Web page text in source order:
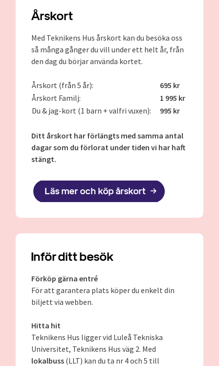
Årskort
Med Teknikens Hus årskort kan du besöka oss
så många gånger du vill under ett helt år, från
den dag du börjar använda kortet.
Årskort (från 5 år):
695 kr
Årskort Familj:
1 995 kr
Du & jag-kort (1 barn + valfri vuxen):
995 kr
Ditt årskort har förlängts med samma antal
dagar som du förlorat under tiden vi har haft
stängt.
Läs mer och köp årskort
Inför ditt besök
Förköp gärna entré
För att garantera plats köper du enkelt din
biljett via webben.
Hitta hit
Teknikens Hus ligger vid Luleå Tekniska
Universitet, Teknikens Hus väg 2. Med
lokalbuss (LLT) kan du ta nr 4 och 5 till